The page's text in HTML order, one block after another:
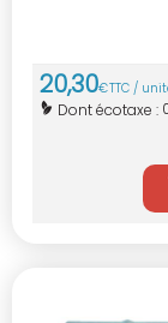
20,30€TTC /
Dont écotaxe :